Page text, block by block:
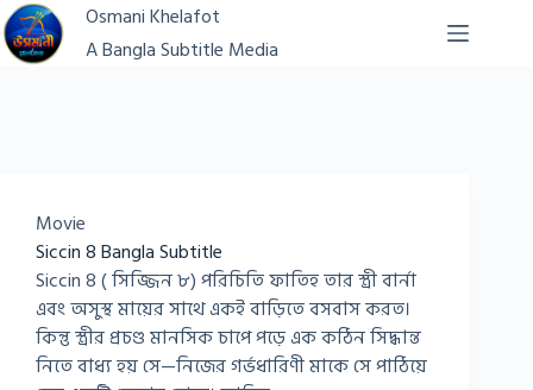
Skip
to
content
Osmani Khelafot
A Bangla Subtitle Media
Movie
Siccin 8 Bangla Subtitle
Siccin 8 ( সিজ্জিন ৮) পরিচিতি ফাতিহ তার স্ত্রী বার্না
এবং অসুস্থ মায়ের সাথে একই বাড়িতে বসবাস করত।
কিন্তু স্ত্রীর প্রচণ্ড মানসিক চাপে পড়ে এক কঠিন সিদ্ধান্ত
নিতে বাধ্য হয় সে—নিজের গর্ভধারিণী মাকে সে পাঠিয়ে